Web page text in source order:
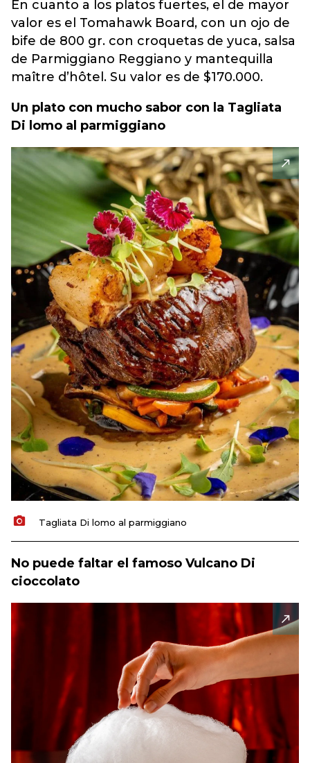
En cuanto a los platos fuertes, el de mayor
valor es el Tomahawk Board, con un ojo de
bife de 800 gr. con croquetas de yuca, salsa
de Parmiggiano Reggiano y mantequilla
maître d’hôtel. Su valor es de $170.000.
Un plato con mucho sabor con la Tagliata
Di lomo al parmiggiano
Tagliata Di lomo al parmiggiano
No puede faltar el famoso Vulcano Di
cioccolato